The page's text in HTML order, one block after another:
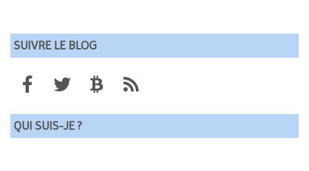
SUIVRE LE BLOG
QUI SUIS-JE ?